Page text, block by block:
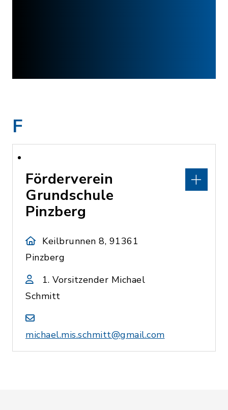
F
Förderverein
Grundschule
Pinzberg
Keilbrunnen 8, 91361
Pinzberg
1. Vorsitzender Michael
Schmitt
michael.mis.schmitt@gmail.com